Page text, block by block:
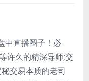
中直播圈子！必
许久的精深导师;交
交易本质的老司